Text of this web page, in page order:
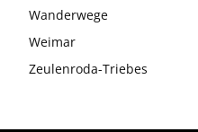
Wanderwege
Weimar
Zeulenroda-Triebes